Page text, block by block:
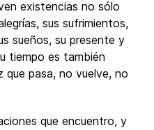
existencias no sólo
sus sufrimientos,
sueños, su presente y
tiempo es también
pasa, no vuelve, no
que encuentro, y